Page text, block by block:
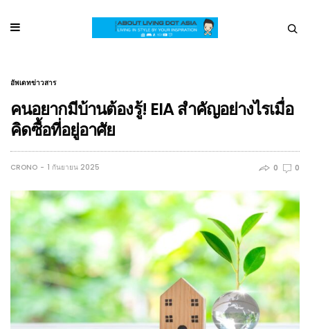
อัพเดทข่าวสาร
คนอยากมีบ้านต้องรู้! EIA สำคัญอย่างไรเมื่อ
คิดซื้อที่อยู่อาศัย
CRONO 1 กันยายน 2025 0 0